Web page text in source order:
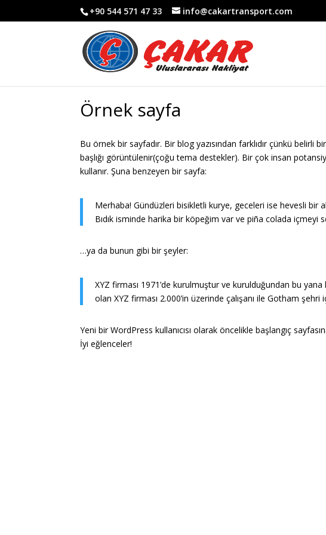
+90 544 571 47 33 info@cakartransport.com
Örnek sayfa
Bu örnek bir sayfadır. Bir blog yazısından farklıdır çünkü belirli
başlığı görüntülenir(çoğu tema destekler). Bir çok insan
kullanır. Şuna benzeyen bir sayfa:
Merhaba! Gündüzleri bisikletli kurye, geceleri ise hevesli bir
Bıdık isminde harika bir köpeğim var ve piña colada içmeyi
…ya da bunun gibi bir şeyler:
XYZ firması 1971’de kurulmuştur ve kurulduğundan bu
olan XYZ firması 2.000’in üzerinde çalışanı ile Gotham
Yeni bir WordPress kullanıcısı olarak önceliklebaşlangıç
İyi eğlenceler!